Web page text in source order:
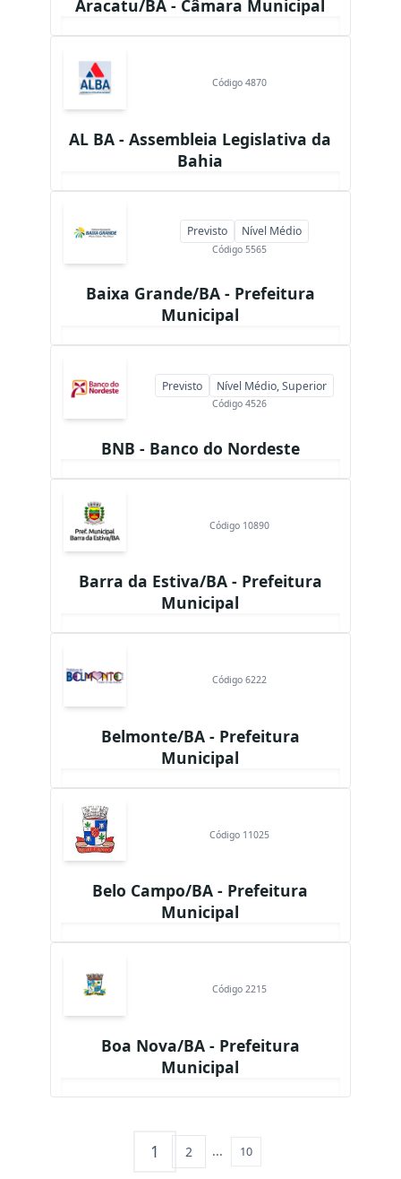
Aracatu/BA - Câmara Municipal
Código 4870
AL BA - Assembleia Legislativa da
Bahia
Previsto Nível Médio
Código 5565
Baixa Grande/BA - Prefeitura
Municipal
Previsto Nível Médio, Superior
Código 4526
BNB - Banco do Nordeste
Código 10890
Barra da Estiva/BA - Prefeitura
Municipal
Código 6222
Belmonte/BA - Prefeitura
Municipal
Código 11025
Belo Campo/BA - Prefeitura
Municipal
Código 2215
Boa Nova/BA - Prefeitura
Municipal
1 2 ... 10